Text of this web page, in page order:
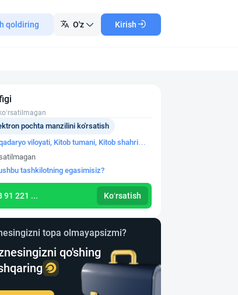
qoldiring O'z Kirish
viloyati, Kitob tumani, Kitob shahri
ko'chasi, 25-uy
pochta manzilini ko'rsatish
tashkilotning egasimisiz?
91 221 ... Ko‘rsatish
topa olmayapsizmi?
qo'shing